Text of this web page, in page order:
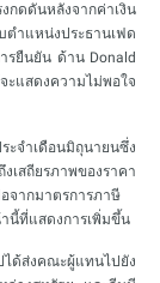
กดดันหลังจากค่าเงิน
ตำแหน่งประธานเฟด
รยืนยัน ด้าน Donald
ะแสดงความไม่พอใจ
ะจำเดือนมิถุนายนซึ่ง
เสถียรภาพของราคา
จากมาตรการภาษี
นี้ที่แสดงการเพิ่มขึ้น
ด้ส่งคณะผู้แทนไปยัง